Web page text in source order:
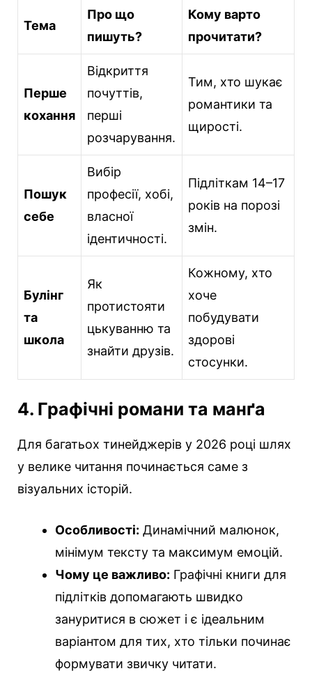
Тема
Про що
пишуть?
Кому варто
прочитати?
Перше
кохання
Відкриття
почуттів,
перші
розчарування.
Тим, хто шукає
романтики та
щирості.
Пошук
себе
Вибір
професії, хобі,
власної
ідентичності.
Підліткам 14–17
років на порозі
змін.
Булінг
та
школа
Як
протистояти
цькуванню та
знайти друзів.
Кожному, хто
хоче
побудувати
здорові
стосунки.
4. Графічні романи та манґа
Для багатьох тинейджерів у 2026 році шлях
у велике читання починається саме з
візуальних історій.
Особливості: Динамічний малюнок,
мінімум тексту та максимум емоцій.
Чому це важливо: Графічні книги для
підлітків допомагають швидко
зануритися в сюжет і є ідеальним
варіантом для тих, хто тільки починає
формувати звичку читати.